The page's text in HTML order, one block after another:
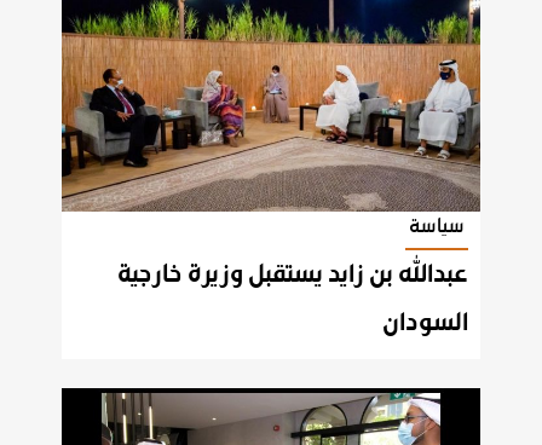
سياسة
عبدالله بن زايد يستقبل وزيرة خارجية
السودان